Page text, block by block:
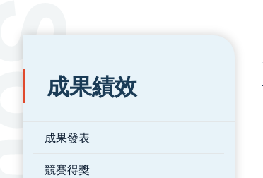
:::
成果績效
成果發表
競賽得獎